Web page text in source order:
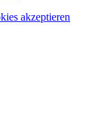
akzeptieren